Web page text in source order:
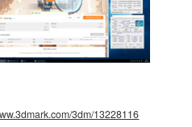
3dm/13228116